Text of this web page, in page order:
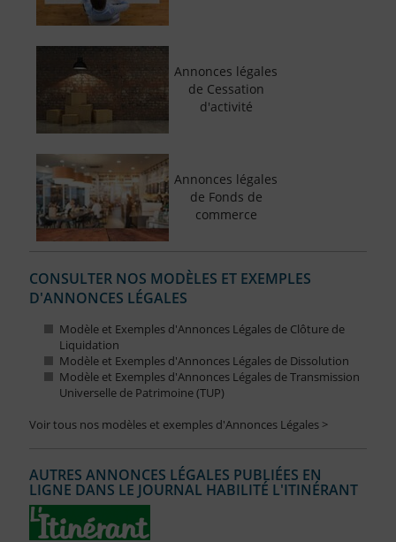
Annonces légales
de Cessation
d'activité
Annonces légales
de Fonds de
commerce
CONSULTER NOS MODÈLES ET EXEMPLES
D'ANNONCES LÉGALES
Modèle et Exemples d'Annonces Légales de Clôture de
Liquidation
Modèle et Exemples d'Annonces Légales de Dissolution
Modèle et Exemples d'Annonces Légales de Transmission
Universelle de Patrimoine (TUP)
Voir tous nos modèles et exemples d'Annonces Légales >
AUTRES ANNONCES LÉGALES PUBLIÉES EN
LIGNE DANS LE JOURNAL HABILITÉ L'ITINÉRANT